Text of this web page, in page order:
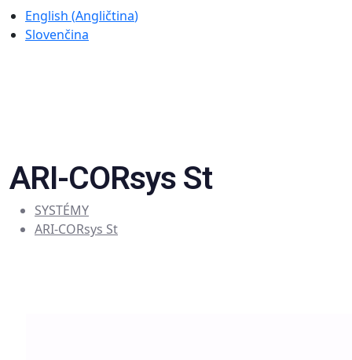
English (Angličtina)
Slovenčina
ARI-CORsys St
SYSTÉMY
ARI-CORsys St